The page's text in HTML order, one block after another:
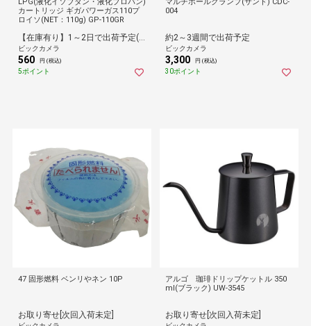
カートリッジ ギガパワーガス110プ
ロイソ(NET：110g) GP-110GR
ビックカメラ
560 円 (税込)
5ポイント
004
約2～3週間で出荷予定
ビックカメラ
3,300 円 (税込)
30ポイント
47 固形燃料 ベンリやネン 10P
お取り寄せ[次回入荷未定]
アルゴ 珈琲ドリップケットル 350
ml(ブラック) UW-3545
お取り寄せ[次回入荷未定]